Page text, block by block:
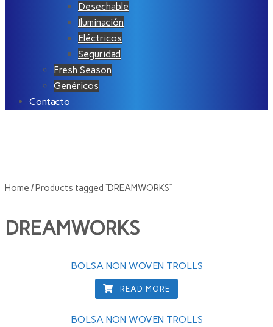
Desechable
Iluminación
Eléctricos
Seguridad
Fresh Season
Genéricos
Contacto
Home / Products tagged “DREAMWORKS”
DREAMWORKS
BOLSA NON WOVEN TROLLS
READ MORE
BOLSA NON WOVEN TROLLS